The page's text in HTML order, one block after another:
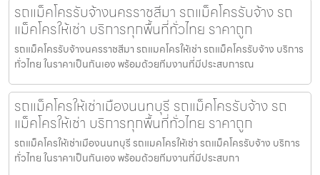
รถแม็คโครรับจ้างนครราชสีมา รถแม็คโครรับจ้าง รถ
แม็คโครให้เช่า บริการทุกพื้นที่ทั่วไทย ราคาถูก
รถแม็คโครรับจ้างนครราชสีมา รถแมคโครให้เช่า รถแม็คโครรับจ้าง บริการ
ทั่วไทย ในราคาเป็นกันเอง พร้อมด้วยทีมงานที่มีประสบการณ
รถแม็คโครให้เช่าเมืองนนทบุรี รถแม็คโครรับจ้าง รถ
แม็คโครให้เช่า บริการทุกพื้นที่ทั่วไทย ราคาถูก
รถแม็คโครให้เช่าเมืองนนทบุรี รถแมคโครให้เช่า รถแม็คโครรับจ้าง บริการ
ทั่วไทย ในราคาเป็นกันเอง พร้อมด้วยทีมงานที่มีประสบกา